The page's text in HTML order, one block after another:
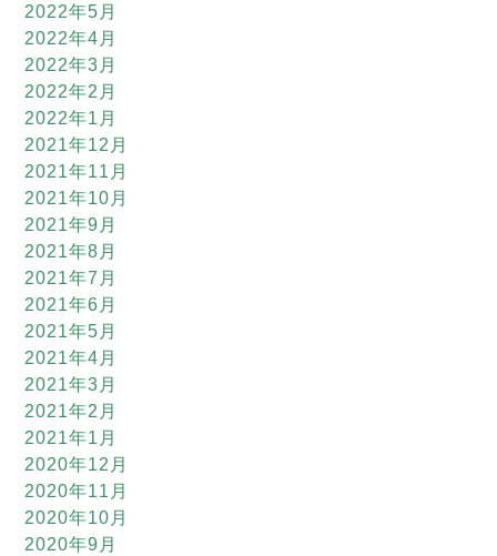
2022年5月
2022年4月
2022年3月
2022年2月
2022年1月
2021年12月
2021年11月
2021年10月
2021年9月
2021年8月
2021年7月
2021年6月
2021年5月
2021年4月
2021年3月
2021年2月
2021年1月
2020年12月
2020年11月
2020年10月
2020年9月